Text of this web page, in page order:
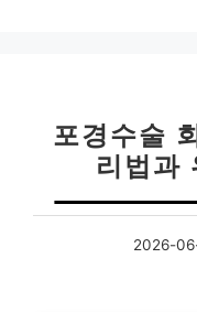
포경수술
리법과
2026-